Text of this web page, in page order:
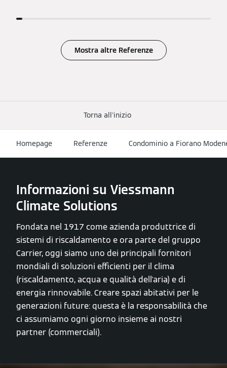
Mostra altre Referenze
Torna all'inizio
Homepage Referenze Condominio a Fiorano
Informazioni su Viessmann
Climate Solutions
Fondata nel 1917 come azienda produttrice di
sistemi di riscaldamento e ora parte del gruppo
Carrier, oggi siamo uno dei principali fornitori
mondiali di soluzioni efficienti per il clima
(riscaldamento, acqua e qualità dell'aria) e di
energia rinnovabile. Creare spazi abitativi per le
generazioni future: questa è la responsabilità che
ci assumiamo ogni giorno insieme ai nostri
partner (commerciali).